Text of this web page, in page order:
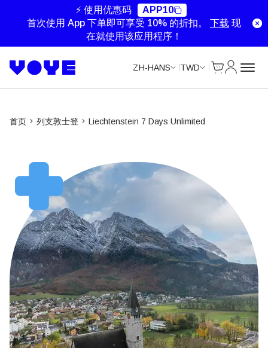
⚡ 使用优惠码
APP10
首次使用 App 下单即可享受 10% 的折扣。 下载 现
在就使用该应用程序！
ZH-HANS TWD
首页 列支敦士登 Liechtenstein 7 Days Unlimited